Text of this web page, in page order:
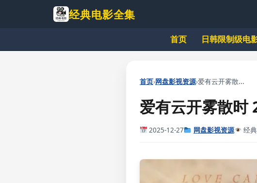
内
经典电影全集
首页 日韩限制级电
首页›网盘影视资源›爱有云开雾散...
爱有云开雾散时
2025-12-27 网盘影视资源 经